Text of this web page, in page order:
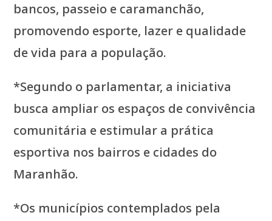
bancos, passeio e caramanchão,
promovendo esporte, lazer e qualidade
de vida para a população.
*Segundo o parlamentar, a iniciativa
busca ampliar os espaços de convivência
comunitária e estimular a prática
esportiva nos bairros e cidades do
Maranhão.
*Os municípios contemplados pela